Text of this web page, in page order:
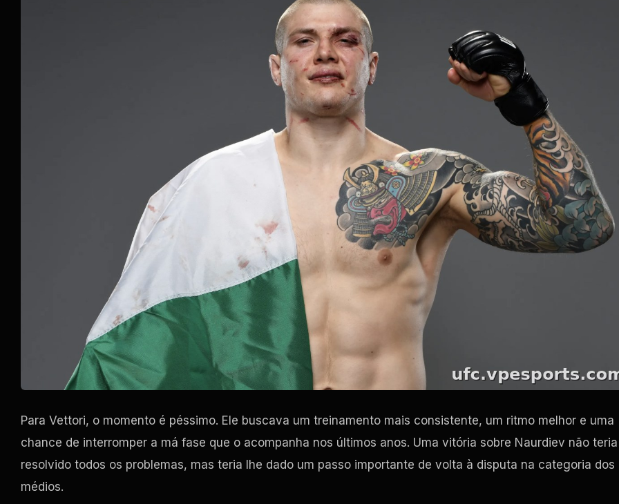
Para Vettori, o momento é péssimo. Ele buscava um treinamento mais consistente, um ritmo melhor e uma
chance de interromper a má fase que o acompanha nos últimos anos. Uma vitória sobre Naurdiev não teria
resolvido todos os problemas, mas teria lhe dado um passo importante de volta à disputa na categoria dos
médios.